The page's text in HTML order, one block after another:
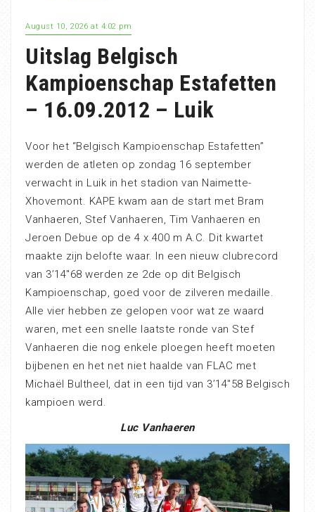
August 10, 2026 at 4:02 pm
Uitslag Belgisch
Kampioenschap Estafetten
– 16.09.2012 – Luik
Voor het “Belgisch Kampioenschap Estafetten”
werden de atleten op zondag 16 september
verwacht in Luik in het stadion van Naimette-
Xhovemont. KAPE kwam aan de start met Bram
Vanhaeren, Stef Vanhaeren, Tim Vanhaeren en
Jeroen Debue op de 4 x 400 m A.C. Dit kwartet
maakte zijn belofte waar. In een nieuw clubrecord
van 3’14″68 werden ze 2de op dit Belgisch
Kampioenschap, goed voor de zilveren medaille.
Alle vier hebben ze gelopen voor wat ze waard
waren, met een snelle laatste ronde van Stef
Vanhaeren die nog enkele ploegen heeft moeten
bijbenen en het net niet haalde van FLAC met
Michaël Bultheel, dat in een tijd van 3’14″58 Belgisch
kampioen werd.
Luc Vanhaeren